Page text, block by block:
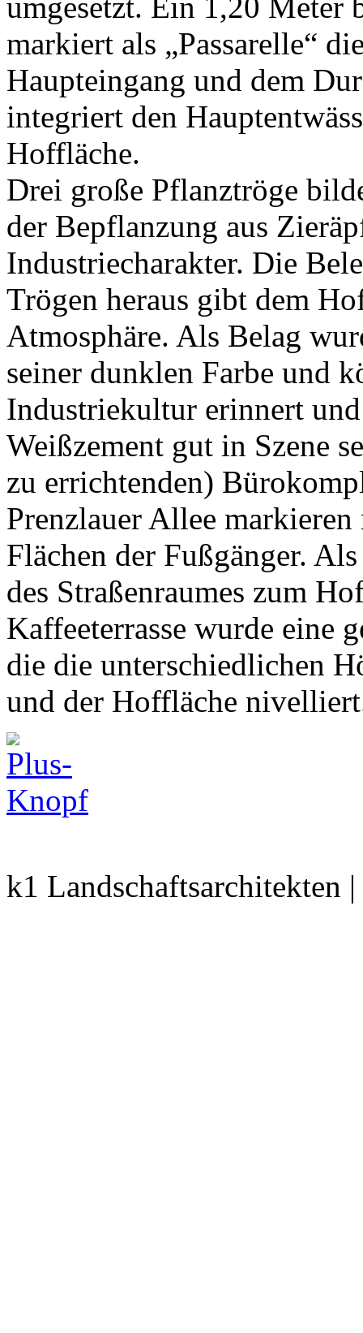
markiert als „Passarelle“
Haupteingang und dem
integriert den
Hoffläche.
Drei große Pflanztröge
der Bepflanzung aus
Industriecharakter. Die
Trögen heraus gibt dem
Atmosphäre. Als Belag
seiner dunklen Farbe und
Industriekultur erinnert
Weißzement gut in Szene
zu errichtenden)
Prenzlauer Allee
Flächen der Fußgänger.
des Straßenraumes zum
Kaffeeterrasse wurde eine
die die unterschiedlichen
und der Hoffläche
k1 Landschaftsarchitekten |